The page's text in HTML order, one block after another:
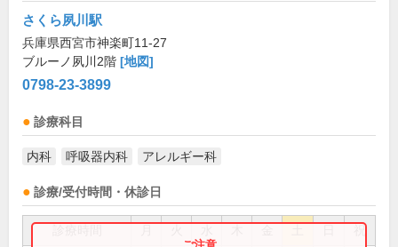
さくら夙川駅
兵庫県西宮市神楽町11-27
ブルーノ夙川2階 [地図]
0798-23-3899
診療科目
内科 呼吸器内科 アレルギー科
診療/受付時間・休診日
祝